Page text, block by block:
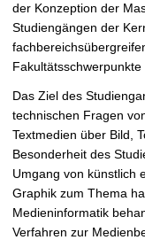
der Konzeption der
Studiengängen der
Fakultätsschwerpunkte
Das Ziel des
technischen Fragen
Textmedien über Bild,
Besonderheit des
Umgang von künstlich
Graphik zum Thema
Medieninformatik
Verfahren zur